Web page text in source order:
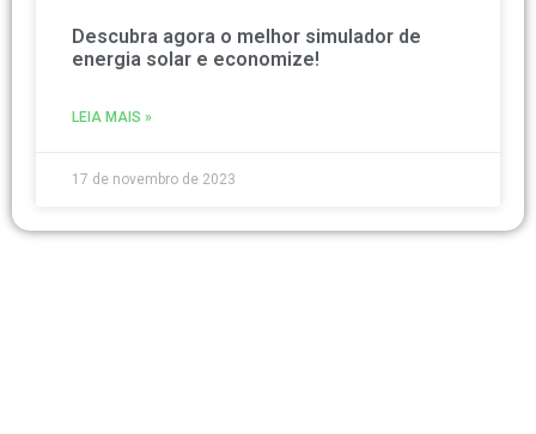
Descubra agora o melhor simulador de
energia solar e economize!
LEIA MAIS »
17 de novembro de 2023